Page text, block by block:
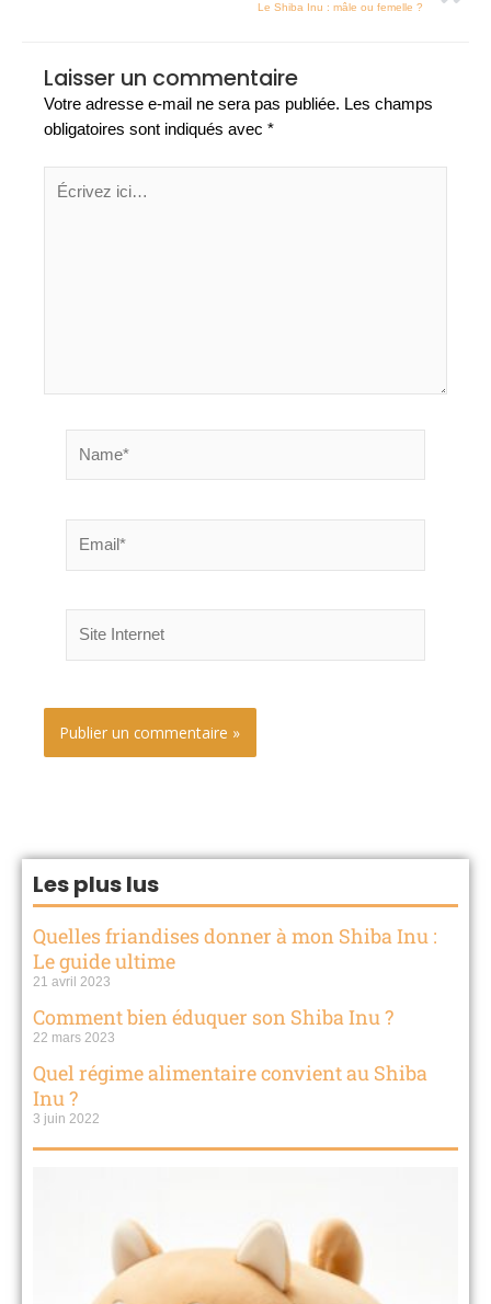
Le Shiba Inu : mâle ou femelle ?
Laisser un commentaire
Votre adresse e-mail ne sera pas publiée. Les champs
obligatoires sont indiqués avec *
ici…
Internet
Les plus lus
Quelles friandises donner à mon Shiba Inu :
Le guide ultime
21 avril 2023
Comment bien éduquer son Shiba Inu ?
22 mars 2023
Quel régime alimentaire convient au Shiba
Inu ?
3 juin 2022